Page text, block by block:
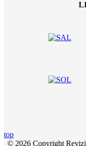
top
© 2026 Copyright